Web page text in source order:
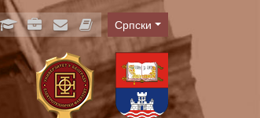
Language
Српски